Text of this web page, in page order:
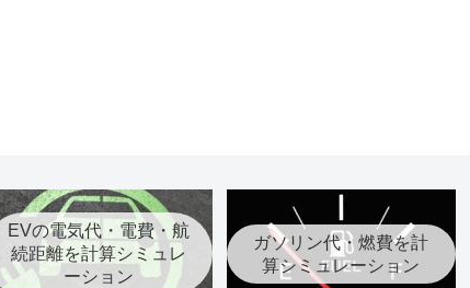
EVの電気代・電費・航
続距離を計算シミュレ
ーション
ガソリン代・燃費を計
算シミュレーション